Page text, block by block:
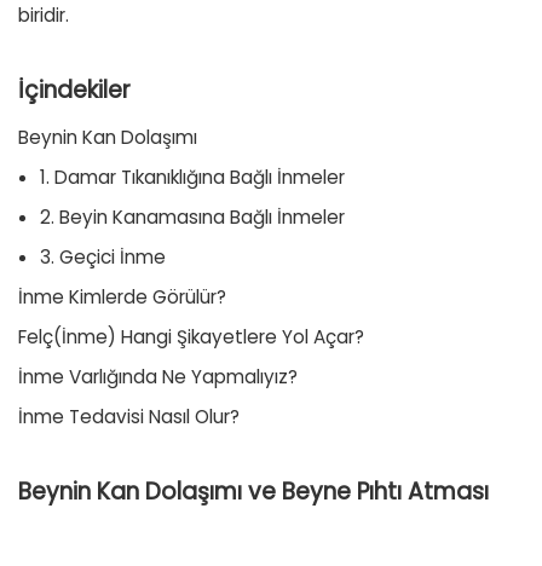
biridir.
İçindekiler
Beynin Kan Dolaşımı
1. Damar Tıkanıklığına Bağlı İnmeler
2. Beyin Kanamasına Bağlı İnmeler
3. Geçici İnme
İnme Kimlerde Görülür?
Felç(İnme) Hangi Şikayetlere Yol Açar?
İnme Varlığında Ne Yapmalıyız?
İnme Tedavisi Nasıl Olur?
Beynin Kan Dolaşımı ve Beyne Pıhtı Atması